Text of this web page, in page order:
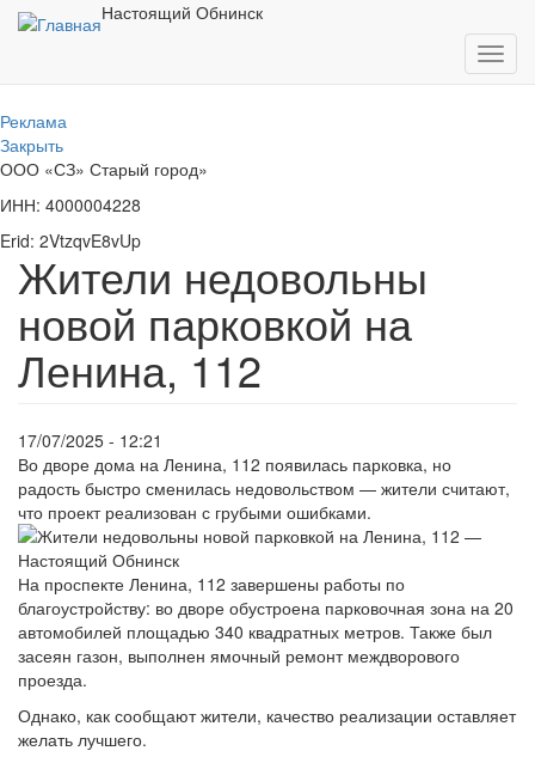
Перейти
содержанию
Настоящий Обнинск
Реклама
Закрыть
ООО «СЗ» Старый город»
ИНН: 4000004228
Erid: 2VtzqvE8vUp
Жители недовольны
новой парковкой на
Ленина, 112
17/07/2025 - 12:21
Во дворе дома на Ленина, 112 появилась парковка, но
радость быстро сменилась недовольством — жители считают,
что проект реализован с грубыми ошибками.
На проспекте Ленина, 112 завершены работы по
благоустройству: во дворе обустроена парковочная зона на 20
автомобилей площадью 340 квадратных метров. Также был
засеян газон, выполнен ямочный ремонт междворового
проезда.
Однако, как сообщают жители, качество реализации оставляет
желать лучшего.